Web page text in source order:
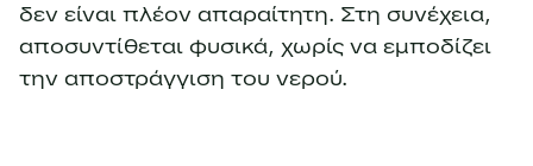
δεν είναι πλέον απαραίτητη. Στη συνέχεια,
αποσυντίθεται φυσικά, χωρίς να εμποδίζει
την αποστράγγιση του νερού.